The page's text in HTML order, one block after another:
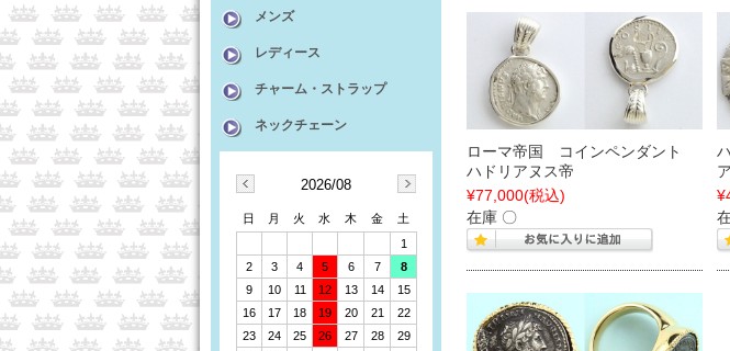
ローマ帝国 コインペンダント
ハドリアヌス帝
¥77,000(税込)
在庫 〇
メンズ
レディース
チャーム・ストラップ
ネックチェーン
2026/08
日 月 火 水 木 金
土
1
2
3 4 5 6 7
8
9
10 11 12 13 14
15
16
17 18 19 20 21
22
23
24 25 26 27 28
29